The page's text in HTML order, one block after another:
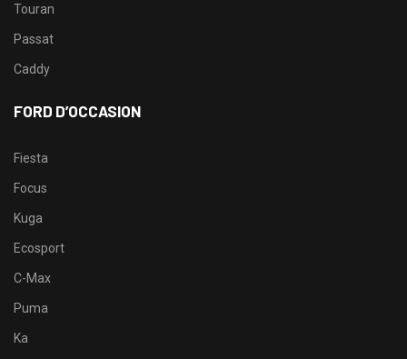
Touran
Passat
Caddy
FORD D’OCCASION
Fiesta
Focus
Kuga
Ecosport
C-Max
Puma
Ka